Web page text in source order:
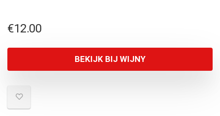
€12.00
BEKIJK BIJ WIJNY